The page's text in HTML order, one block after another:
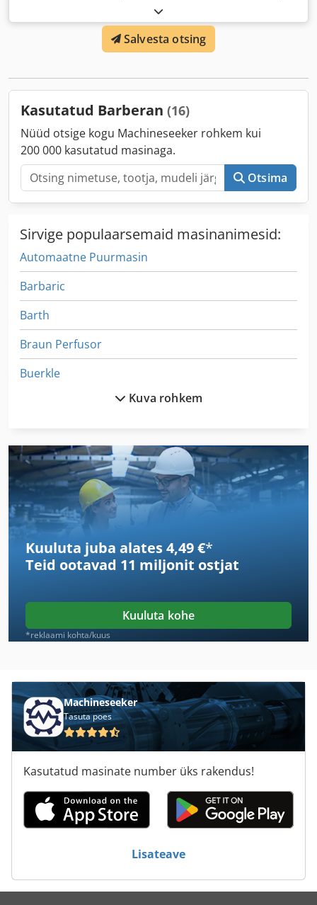
Salvesta otsing
Kasutatud Barberan (16)
Nüüd otsige kogu Machineseeker rohkem kui
200 000 kasutatud masinaga.
Otsima
Sirvige populaarsemaid masinanimesid:
Automaatne Puurmasin
Barbaric
Barth
Braun Perfusor
Buerkle
Centauro
Centauro C
Fabbri Ofen
Felder Rl 160
Nõud
Paberi Purustaja
Panhans 1533
Panhans 426
Panhans Bsb 600
Riistvara Puurmasin
Robatech
Selco
Kuva rohkem
Kuuluta juba alates 4,49 €*
Teid ootavad 11 miljonit ostjat
Kuuluta kohe
*reklaami kohta/kuus
Machineseeker
Tasuta poes
Kasutatud masinate number üks rakendus!
Lisateave